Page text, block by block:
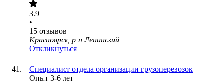
3.9
•
15 отзывов
Красноярск, р-н Ленинский
Откликнуться
Специалист отдела организации грузоперевозок
Опыт 3-6 лет